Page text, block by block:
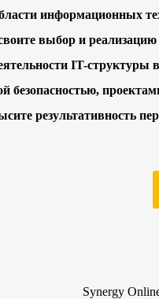
информационных
выбор и
IT-структуры
безопасностью,
результативность
Synergy